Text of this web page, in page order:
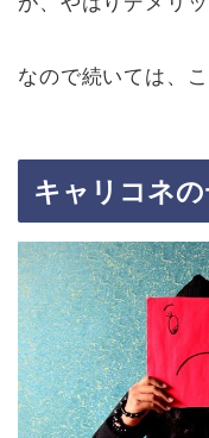
なので続いては、
キャリコネ